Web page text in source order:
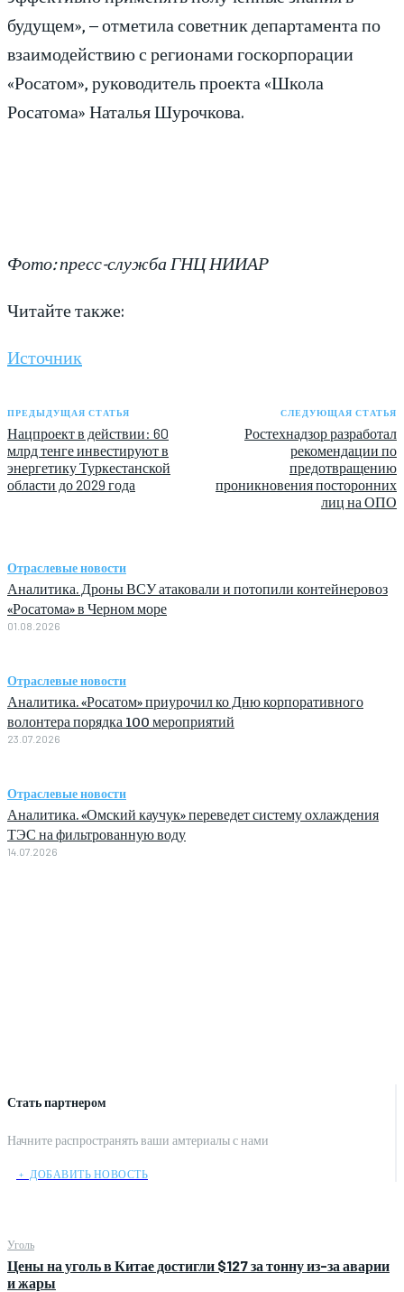
Стать партнером
Начните распространять ваши амтериалы с нами
﹢ ДОБАВИТЬ НОВОСТЬ
Уголь
Цены на уголь в Китае достигли $127 за тонну из-за аварии
и жары
будущем», – отметила советник департамента по
взаимодействию с регионами госкорпорации
«Росатом», руководитель проекта «Школа
Росатома» Наталья Шурочкова.
Фото: пресс-служба ГНЦ НИИАР
Читайте также:
Источник
ПРЕДЫДУЩАЯ СТАТЬЯ
Нацпроект в действии: 60
млрд тенге инвестируют в
энергетику Туркестанской
области до 2029 года
СЛЕДУЮЩАЯ СТАТЬЯ
Ростехнадзор разработал
рекомендации по
предотвращению
проникновения посторонних
лиц на ОПО
Отраслевые новости
Аналитика. Дроны ВСУ атаковали и потопили контейнеровоз
«Росатома» в Черном море
01.08.2026
Отраслевые новости
Аналитика. «Росатом» приурочил ко Дню корпоративного
волонтера порядка 100 мероприятий
23.07.2026
Отраслевые новости
Аналитика. «Омский каучук» переведет систему охлаждения
ТЭС на фильтрованную воду
14.07.2026